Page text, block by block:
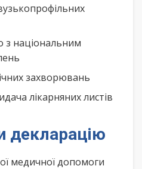
з національним
захворювань
лікарняних листів
декларацію
медичної допомоги